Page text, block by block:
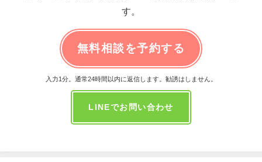
す。
無料相談を予約する
入力1分。通常24時間以内に返信します。勧誘はしません。
LINEでお問い合わせ